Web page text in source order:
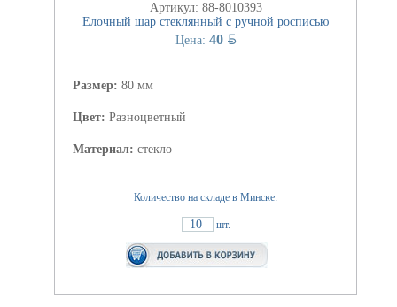
Артикул: 88-8010393
Елочный шар стеклянный с ручной росписью
Цена: 40 BYN
Размер: 80 мм
Цвет: Разноцветный
Материал: стекло
Количество на складе в Минске:
10 шт.